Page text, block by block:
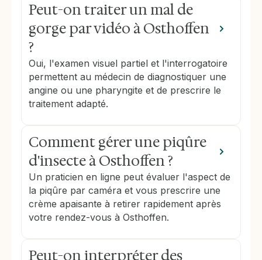
Peut-on traiter un mal de
gorge par vidéo à Osthoffen
?
Oui, l'examen visuel partiel et l'interrogatoire
permettent au médecin de diagnostiquer une
angine ou une pharyngite et de prescrire le
traitement adapté.
Comment gérer une piqûre
d'insecte à Osthoffen ?
Un praticien en ligne peut évaluer l'aspect de
la piqûre par caméra et vous prescrire une
crème apaisante à retirer rapidement après
votre rendez-vous à Osthoffen.
Peut-on interpréter des